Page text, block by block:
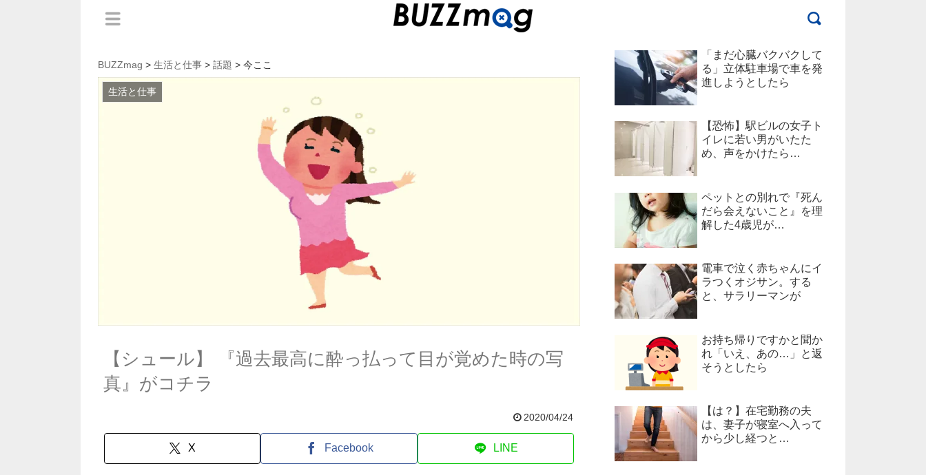
BUZZmag > 生活と仕事 > 話題 > 今ここ
生活と仕事
【シュール】 『過去最高に酔っ払って目が覚めた時の写
真』がコチラ
2020/04/24
X Facebook LINE
「まだ心臓バクバクして
る」立体駐車場で車を発
進しようとしたら
【恐怖】駅ビルの女子ト
イレに若い男がいたた
め、声をかけたら…
ペットとの別れで『死ん
だら会えないこと』を理
解した4歳児が…
電車で泣く赤ちゃんにイ
ラつくオジサン。する
と、サラリーマンが
お持ち帰りですかと聞か
れ「いえ、あの…」と返
そうとしたら
【は？】在宅勤務の夫
は、妻子が寝室へ入って
から少し経つと…